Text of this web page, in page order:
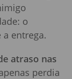
o
entrega.
atraso nas
perdia